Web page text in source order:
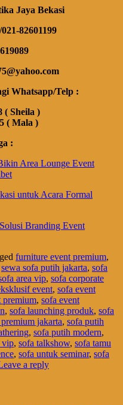
Jaya Bekasi
82601199
Whatsapp/Telp :
( Sheila )
( Mala )
:
Area Lounge Event
untuk Acara Formal
Branding Event
furniture event premium,
sewa sofa putih jakarta, sofa
area vip, sofa corporate
event, sofa event
premium, sofa event
, sofa launching produk, sofa
jakarta, sofa putih
, sofa putih modern,
vip, sofa talkshow, sofa tamu
, sofa untuk seminar, sofa
a reply